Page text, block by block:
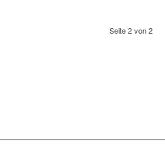
Seite 2 von 2